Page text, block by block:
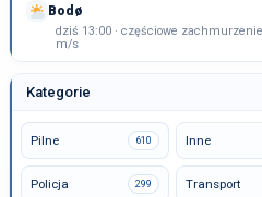
Bodø
dziś 13:00 · częściowe zachmurzenie
m/s
Kategorie
Pilne 610 Inne
Policja 299 Transport